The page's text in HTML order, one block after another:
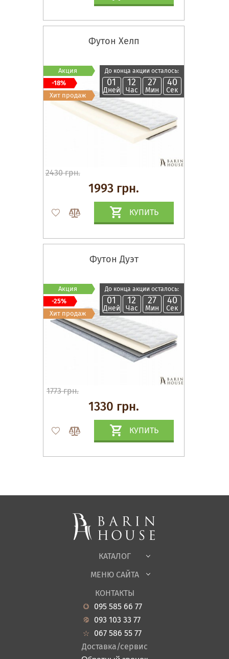
Футон Хелп
До конца акции осталось:
01
Дней
12
Час
27
Мин
39
Сек
2430 грн.
1993 грн.
КУПИТЬ
Акция
-18%
Хит продаж
Футон Дуэт
До конца акции осталось:
01
Дней
12
Час
27
Мин
39
Сек
1773 грн.
1330 грн.
КУПИТЬ
Акция
-25%
Хит продаж
КАТАЛОГ
Спальни, Кровати
Корпусная мебель
Офисная мебель
Детская
Садовая мебель
Гостиная
Кухня
Прихожие
Ванная
Акции
МЕНЮ САЙТА
Новости
Гарантия
Кредит
Оплата и доставка
Отзывы
КОНТАКТЫ
095 585 66 77
093 103 33 77
067 586 55 77
Доставка/сервис